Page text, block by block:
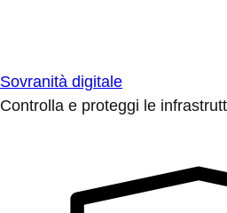
Sovranità digitale
Controlla e proteggi le